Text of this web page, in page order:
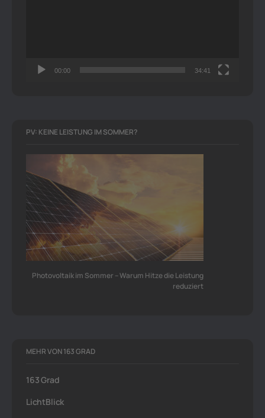
00:00 34:41
PV: KEINE LEISTUNG IM SOMMER?
Photovoltaik im Sommer – Warum Hitze die Leistung
reduziert
MEHR VON 163 GRAD
163 Grad
LichtBlick